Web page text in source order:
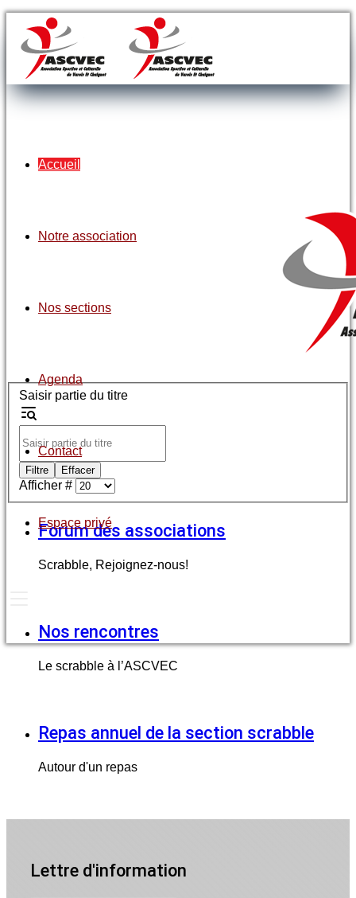
Accueil
Notre association
Nos sections
Agenda
Contact
Espace privé
Saisir partie du titre
Filtre Effacer
Afficher #
Forum des associations
Scrabble, Rejoignez-nous!
Nos rencontres
Le scrabble à l’ASCVEC
Repas annuel de la section scrabble
Autour d'un repas
Lettre d'information